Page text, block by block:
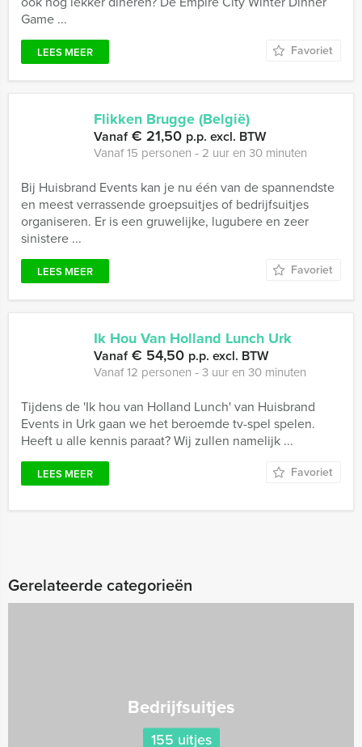
Game ...
LEES MEER Favoriet
Flikken Brugge (België)
Vanaf€ 21,50 p.p. excl. BTW
Vanaf 15 personen ‐ 2 uur en 30 minuten
Bij Huisbrand Events kan je nu één van de spannendste
en meest verrassende groepsuitjes of bedrijfsuitjes
organiseren. Er is een gruwelijke, lugubere en zeer
sinistere ...
LEES MEER Favoriet
Ik Hou Van Holland Lunch Urk
Vanaf€ 54,50 p.p. excl. BTW
Vanaf 12 personen ‐ 3 uur en 30 minuten
Tijdens de 'Ik hou van Holland Lunch' van Huisbrand
Events in Urk gaan we het beroemde tv-spel spelen.
Heeft u alle kennis paraat? Wij zullen namelijk ...
LEES MEER Favoriet
Gerelateerde categorieën
Bedrijfsuitjes
155 uitjes